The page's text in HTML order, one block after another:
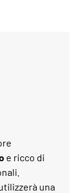
e ricco di
una